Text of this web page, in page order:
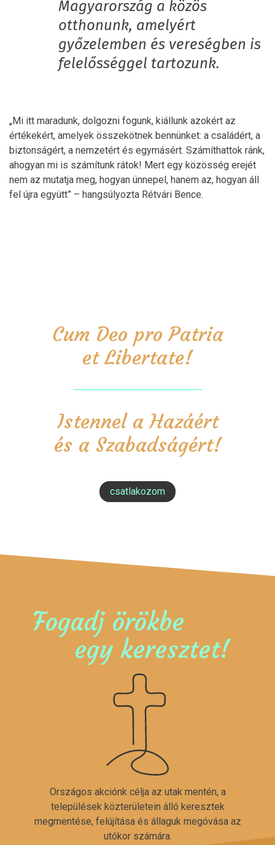
Magyarország a közös
otthonunk, amelyért
győzelemben és vereségben is
felelősséggel tartozunk.
„Mi itt maradunk, dolgozni fogunk, kiállunk azokért az
értékekért, amelyek összekötnek bennünket: a családért, a
biztonságért, a nemzetért és egymásért. Számíthattok ránk,
ahogyan mi is számítunk rátok! Mert egy közösség erejét
nem az mutatja meg, hogyan ünnepel, hanem az, hogyan áll
fel újra együtt” – hangsúlyozta Rétvári Bence.
Cum Deo pro Patria
et Libertate!
Istennel a Hazáért
és a Szabadságért!
csatlakozom
Fogadj örökbe
egy keresztet!
Országos akciónk célja az utak mentén, a
települések közterületein álló keresztek
megmentése, felújítása és állaguk megóvása az
utókor számára.